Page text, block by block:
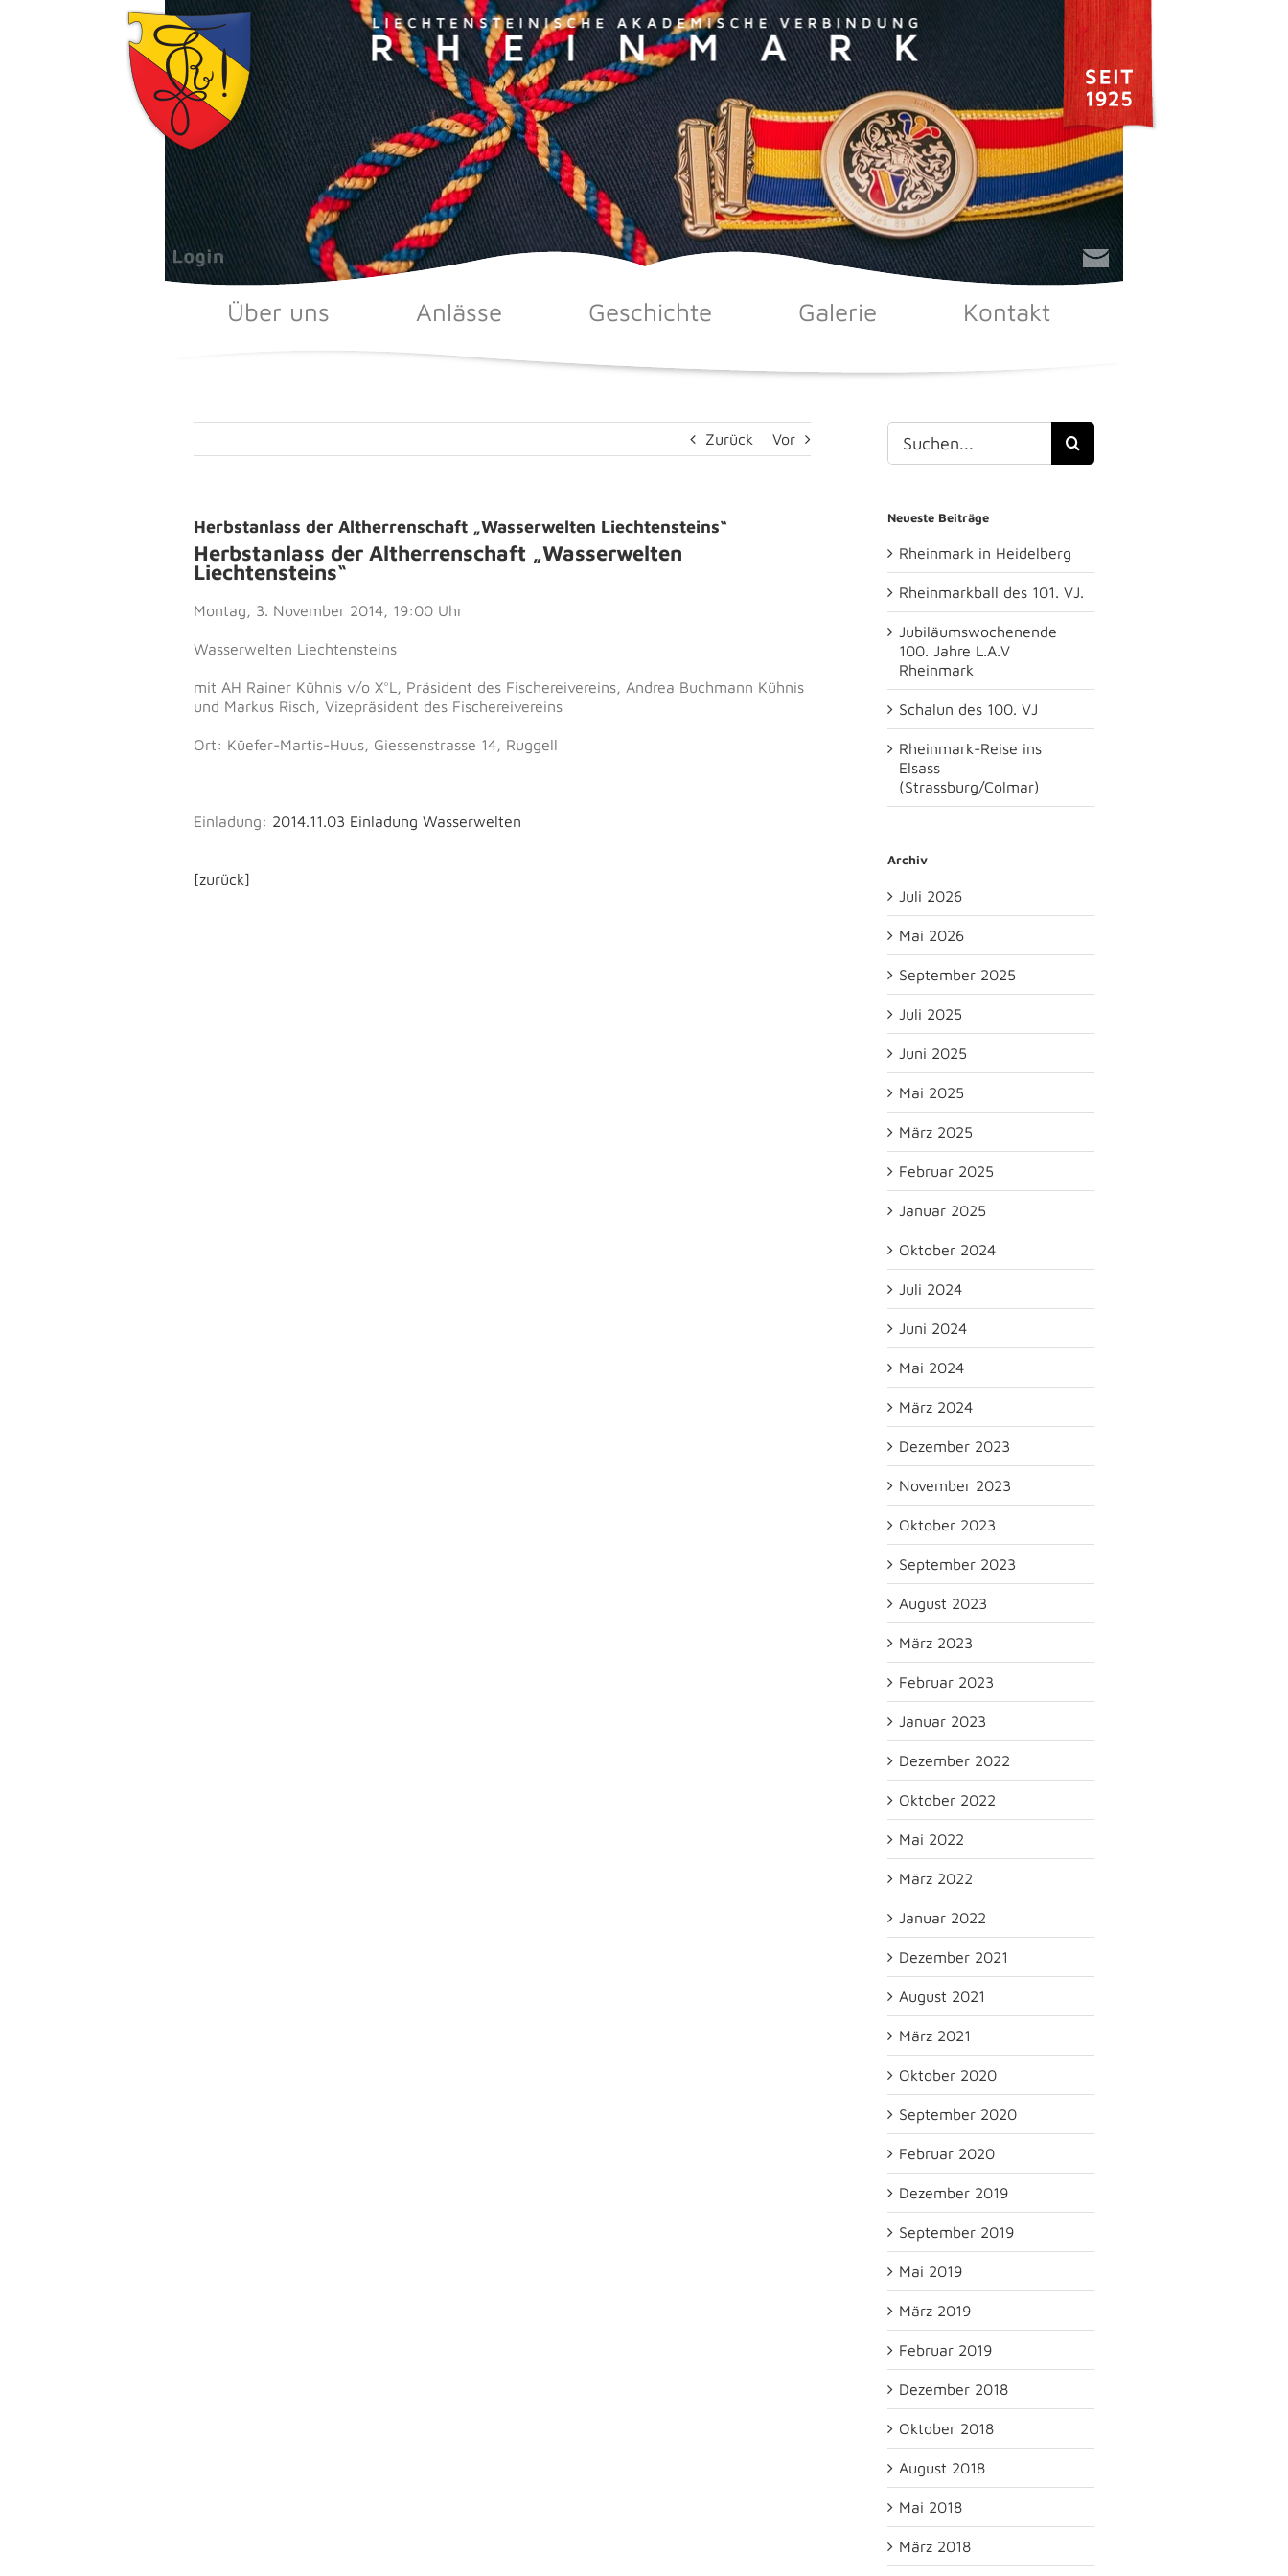
Über uns Anlässe Geschichte Galerie Kontakt
Zurück Vor
Herbstanlass der Altherrenschaft „Wasserwelten Liechtensteins“
Herbstanlass der Altherrenschaft „Wasserwelten
Liechtensteins“
Montag, 3. November 2014, 19:00 Uhr
Wasserwelten Liechtensteins
mit AH Rainer Kühnis v/o X°L, Präsident des Fischereivereins, Andrea Buchmann Kühnis
und Markus Risch, Vizepräsident des Fischereivereins
Ort: Küefer-Martis-Huus, Giessenstrasse 14, Ruggell
Einladung: 2014.11.03 Einladung Wasserwelten
[zurück]
Suche
nach:
Neueste Beiträge
Rheinmark in Heidelberg
Rheinmarkball des 101. VJ.
Jubiläumswochenende
100. Jahre L.A.V
Rheinmark
Schalun des 100. VJ
Rheinmark-Reise ins
Elsass
(Strassburg/Colmar)
Archiv
Juli 2026
Mai 2026
September 2025
Juli 2025
Juni 2025
Mai 2025
März 2025
Februar 2025
Januar 2025
Oktober 2024
Juli 2024
Juni 2024
Mai 2024
März 2024
Dezember 2023
November 2023
Oktober 2023
September 2023
August 2023
März 2023
Februar 2023
Januar 2023
Dezember 2022
Oktober 2022
Mai 2022
März 2022
Januar 2022
Dezember 2021
August 2021
März 2021
Oktober 2020
September 2020
Februar 2020
Dezember 2019
September 2019
Mai 2019
März 2019
Februar 2019
Dezember 2018
Oktober 2018
August 2018
Mai 2018
März 2018